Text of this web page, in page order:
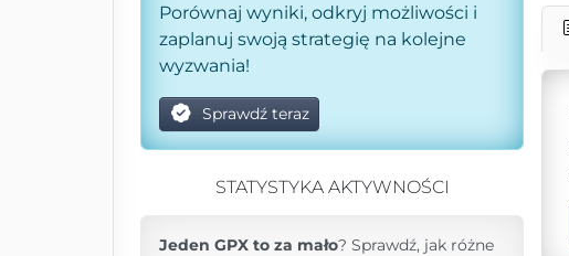
Porównaj wyniki, odkryj możliwości i
zaplanuj swoją strategię na kolejne
wyzwania!
Sprawdź teraz
STATYSTYKA AKTYWNOŚCI
Jeden GPX to za mało? Sprawdź, jak różne